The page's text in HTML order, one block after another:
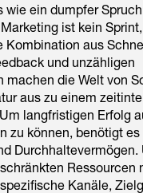
wie ein dumpfer
ist kein
Kombination aus
und unzähligen
machen die Welt von
aus zu einem
langfristigen Erfolg
zu können, benötigt
Durchhaltevermögen.
Ressourcen
Kanäle,